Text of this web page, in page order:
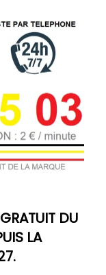
DU
LA